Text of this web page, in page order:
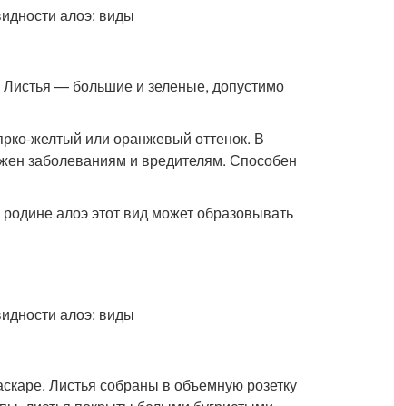
Листья — большие и зеленые, допустимо
желтый или оранжевый оттенок. В
заболеваниям и вредителям. Способен
алоэ этот вид может образовывать
Листья собраны в объемную розетку